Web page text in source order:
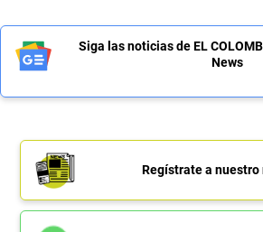
Siga las noticias de EL
News
Regístrate a